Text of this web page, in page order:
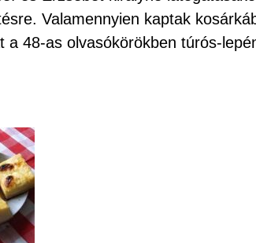
Valamennyien kaptak
a 48-as olvasókörökben túrós-